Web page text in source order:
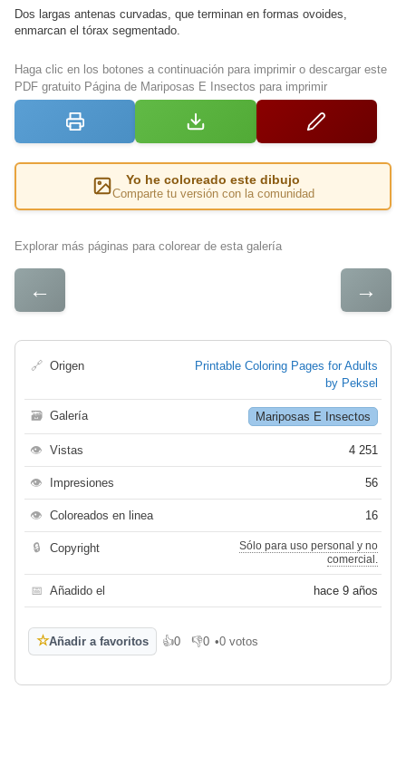
Dos largas antenas curvadas, que terminan en formas ovoides,
enmarcan el tórax segmentado.
Haga clic en los botones a continuación para imprimir o descargar este
PDF gratuito Página de Mariposas E Insectos para imprimir
Yo he coloreado este dibujo
Comparte tu versión con la comunidad
Explorar más páginas para colorear de esta galería
← →
🔗 Origen
Printable Coloring Pages for Adults
by Peksel
🗃 Galería Mariposas E Insectos
👁 Vistas 4 251
👁 Impresiones 56
👁 Coloreados en linea 16
🔒 Copyright
Sólo para uso personal y no
comercial.
📅 Añadido el hace 9 años
☆Añadir a favoritos 👍0
Me gusta
👎0
No me gusta
•0 votos